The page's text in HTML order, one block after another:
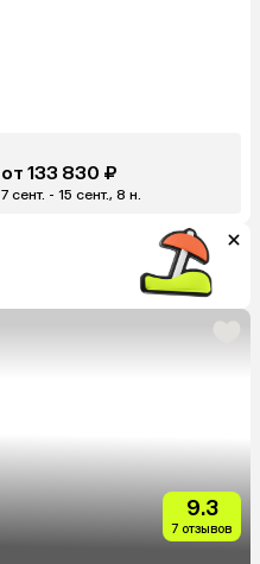
от 133 830 ₽
7 сент. - 15 сент., 8 н.
9.3
7 отзывов